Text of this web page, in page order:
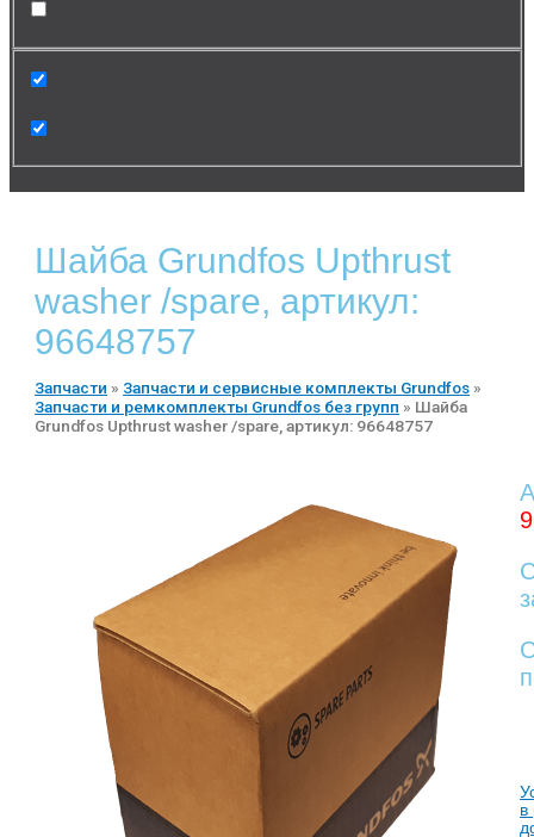
Шайба Grundfos Upthrust
washer /spare, артикул:
96648757
Запчасти » Запчасти и сервисные комплекты Grundfos »
Запчасти и ремкомплекты Grundfos без групп » Шайба
Grundfos Upthrust washer /spare, артикул: 96648757
в